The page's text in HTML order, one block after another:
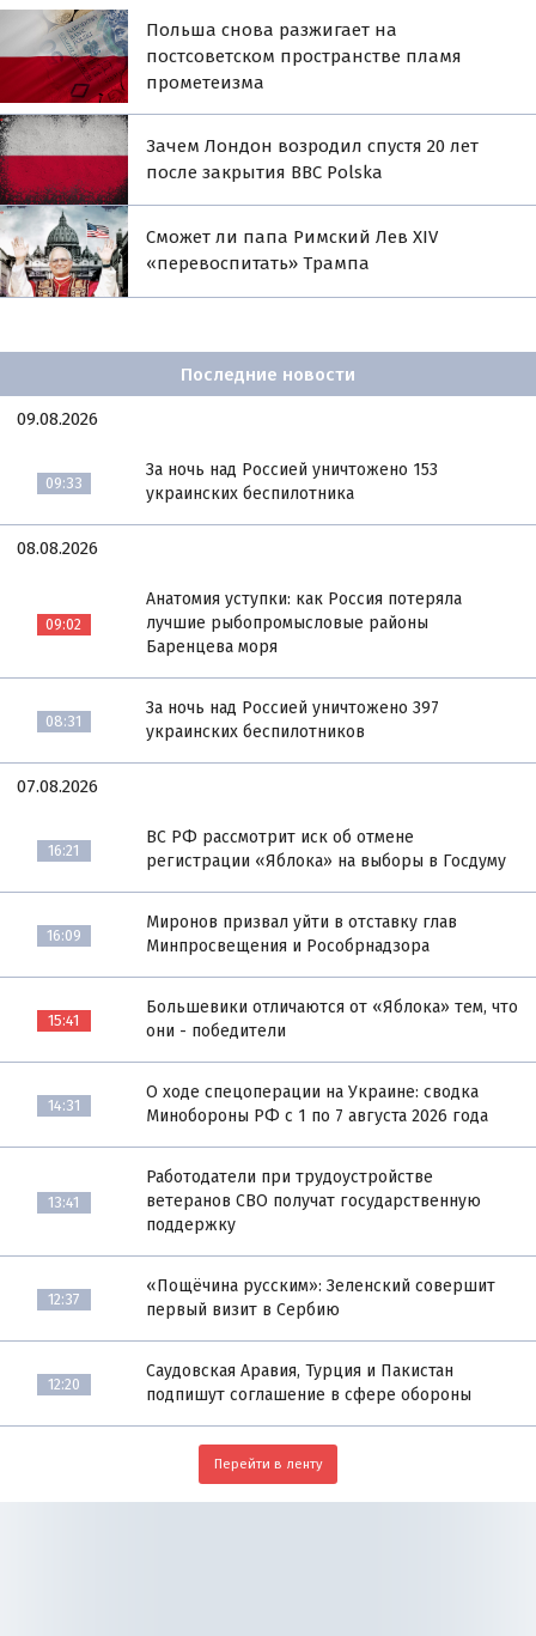
Польша снова разжигает на
постсоветском пространстве пламя
прометеизма
Зачем Лондон возродил спустя 20 лет
после закрытия BBC Polska
Сможет ли папа Римский Лев XIV
«перевоспитать» Трампа
Последние новости
09.08.2026
09:33
За ночь над Россией уничтожено 153
украинских беспилотника
08.08.2026
09:02
Анатомия уступки: как Россия потеряла
лучшие рыбопромысловые районы
Баренцева моря
08:31
За ночь над Россией уничтожено 397
украинских беспилотников
07.08.2026
16:21
ВС РФ рассмотрит иск об отмене
регистрации «Яблока» на выборы в Госдуму
16:09
Миронов призвал уйти в отставку глав
Минпросвещения и Рособрнадзора
15:41
Большевики отличаются от «Яблока» тем, что
они - победители
14:31
О ходе спецоперации на Украине: сводка
Минобороны РФ с 1 по 7 августа 2026 года
13:41
Работодатели при трудоустройстве
ветеранов СВО получат государственную
поддержку
12:37
«Пощёчина русским»: Зеленский совершит
первый визит в Сербию
12:20
Саудовская Аравия, Турция и Пакистан
подпишут соглашение в сфере обороны
Перейти в ленту